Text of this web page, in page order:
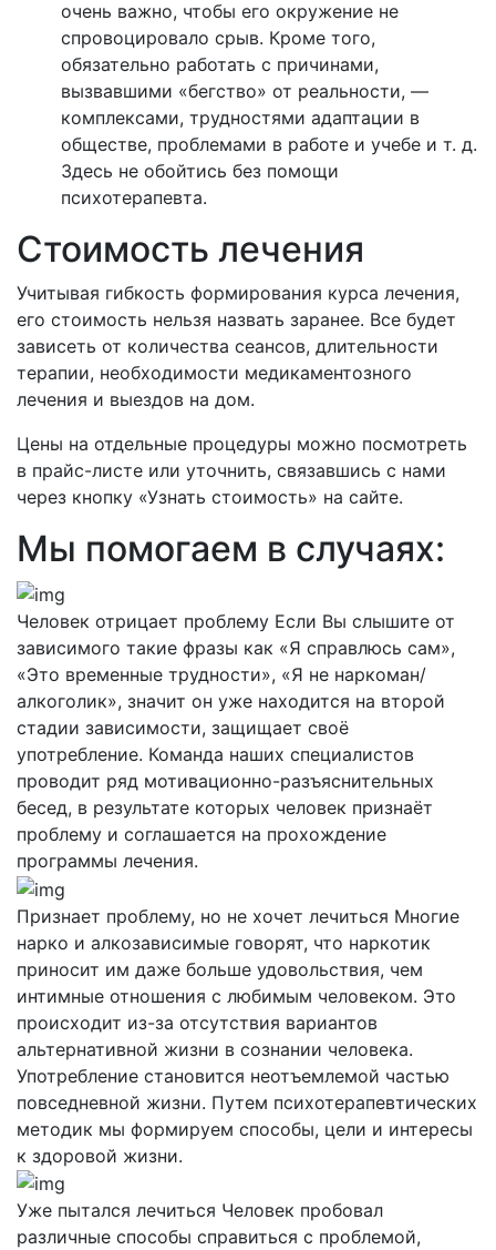
очень важно, чтобы его окружение не
спровоцировало срыв. Кроме того,
обязательно работать с причинами,
вызвавшими «бегство» от реальности, —
комплексами, трудностями адаптации в
обществе, проблемами в работе и учебе и т. д.
Здесь не обойтись без помощи
психотерапевта.
Стоимость лечения
Учитывая гибкость формирования курса лечения,
его стоимость нельзя назвать заранее. Все будет
зависеть от количества сеансов, длительности
терапии, необходимости медикаментозного
лечения и выездов на дом.
Цены на отдельные процедуры можно посмотреть
в прайс-листе или уточнить, связавшись с нами
через кнопку «Узнать стоимость» на сайте.
Мы помогаем в случаях:
Человек отрицает проблему Если Вы слышите от
зависимого такие фразы как «Я справлюсь сам»,
«Это временные трудности», «Я не наркоман/
алкоголик», значит он уже находится на второй
стадии зависимости, защищает своё
употребление. Команда наших специалистов
проводит ряд мотивационно-разъяснительных
бесед, в результате которых человек признаёт
проблему и соглашается на прохождение
программы лечения.
Признает проблему, но не хочет лечиться Многие
нарко и алкозависимые говорят, что наркотик
приносит им даже больше удовольствия, чем
интимные отношения с любимым человеком. Это
происходит из-за отсутствия вариантов
альтернативной жизни в сознании человека.
Употребление становится неотъемлемой частью
повседневной жизни. Путем психотерапевтических
методик мы формируем способы, цели и интересы
к здоровой жизни.
Уже пытался лечиться Человек пробовал
различные способы справиться с проблемой,